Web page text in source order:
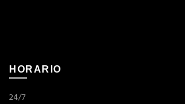
HORARIO
24/7